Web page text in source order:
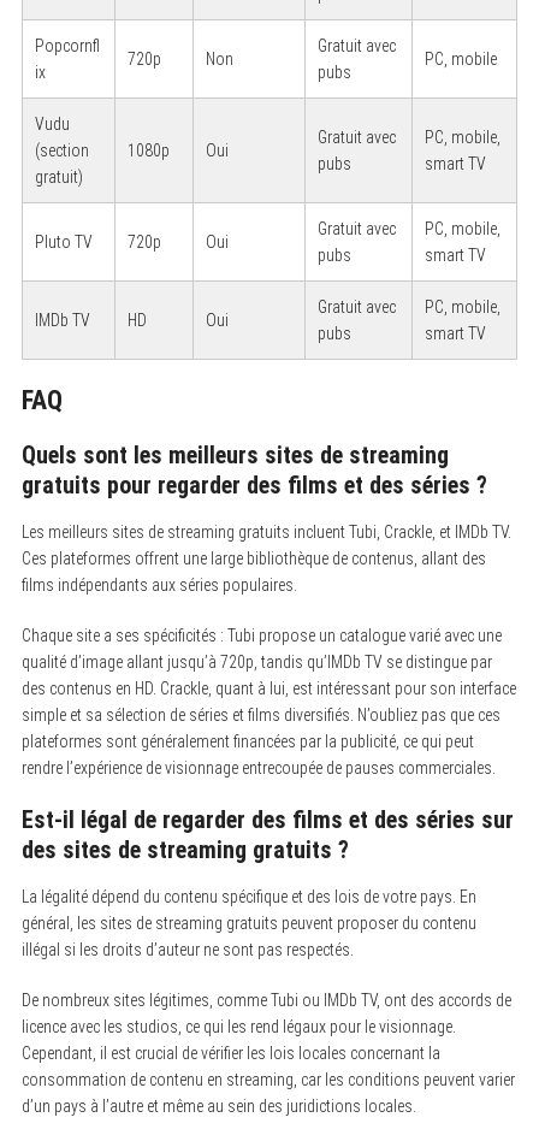
Popcornfl
ix
720p Non
Gratuit avec
pubs
PC, mobile
Vudu
(section
gratuit)
1080p Oui
Gratuit avec
pubs
PC, mobile,
smart TV
Pluto TV 720p Oui
Gratuit avec
pubs
PC, mobile,
smart TV
IMDb TV HD Oui
Gratuit avec
pubs
PC, mobile,
smart TV
FAQ
Quels sont les meilleurs sites de streaming
gratuits pour regarder des films et des séries ?
Les meilleurs sites de streaming gratuits incluent Tubi, Crackle, et IMDb TV.
Ces plateformes offrent une large bibliothèque de contenus, allant des
films indépendants aux séries populaires.
Chaque site a ses spécificités : Tubi propose un catalogue varié avec une
qualité d’image allant jusqu’à 720p, tandis qu’IMDb TV se distingue par
des contenus en HD. Crackle, quant à lui, est intéressant pour son interface
simple et sa sélection de séries et films diversifiés. N’oubliez pas que ces
plateformes sont généralement financées par la publicité, ce qui peut
rendre l’expérience de visionnage entrecoupée de pauses commerciales.
Est-il légal de regarder des films et des séries sur
des sites de streaming gratuits ?
La légalité dépend du contenu spécifique et des lois de votre pays. En
général, les sites de streaming gratuits peuvent proposer du contenu
illégal si les droits d’auteur ne sont pas respectés.
De nombreux sites légitimes, comme Tubi ou IMDb TV, ont des accords de
licence avec les studios, ce qui les rend légaux pour le visionnage.
Cependant, il est crucial de vérifier les lois locales concernant la
consommation de contenu en streaming, car les conditions peuvent varier
d’un pays à l’autre et même au sein des juridictions locales.
f